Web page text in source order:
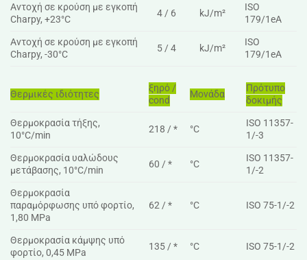
Αντοχή σε κρούση με εγκοπή
Charpy, +23°C
4 / 6 kJ/m²
ISO
179/1eA
Αντοχή σε κρούση με εγκοπή
Charpy, -30°C
5 / 4 kJ/m²
ISO
179/1eA
Θερμικές ιδιότητες
ξηρό /
cond
Μονάδα
Πρότυπο
δοκιμής
Θερμοκρασία τήξης,
10°C/min
218 / * °C
ISO 11357-
1/-3
Θερμοκρασία υαλώδους
μετάβασης, 10°C/min
60 / * °C
ISO 11357-
1/-2
Θερμοκρασία
παραμόρφωσης υπό φορτίο,
1,80 MPa
62 / * °C ISO 75-1/-2
Θερμοκρασία κάμψης υπό
φορτίο, 0,45 MPa
135 / * °C ISO 75-1/-2